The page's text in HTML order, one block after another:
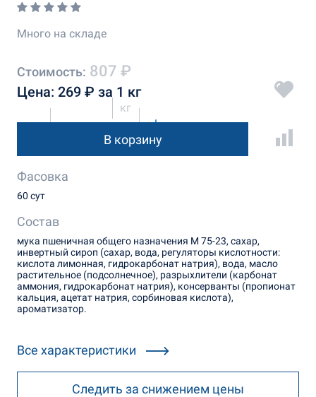
Много на складе
Стоимость: 807 ₽
Цена: 269 ₽ за 1 кг
кг
В корзину
Фасовка
60 сут
Состав
мука пшеничная общего назначения М 75-23, сахар,
инвертный сироп (сахар, вода, регуляторы кислотности:
кислота лимонная, гидрокарбонат натрия), вода, масло
растительное (подсолнечное), разрыхлители (карбонат
аммония, гидрокарбонат натрия), консерванты (пропионат
кальция, ацетат натрия, сорбиновая кислота),
ароматизатор.
Все характеристики
Следить за снижением цены